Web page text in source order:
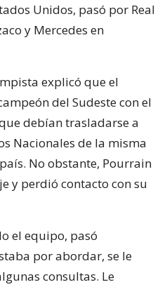
Unidos, pasó por Real
y Mercedes en
explicó que el
del Sudeste con el
debían trasladarse a
Nacionales de la misma
No obstante, Pourrain
y perdió contacto con su
el equipo, pasó
por abordar, se le
consultas. Le